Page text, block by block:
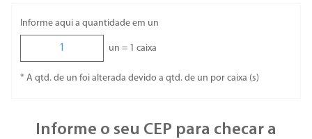
Informe aqui a quantidade em un
un = 1 caixa
* A qtd. de un foi alterada devido a qtd. de un por caixa (s)
Informe o seu CEP para checar a